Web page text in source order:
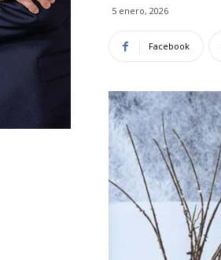
5 enero, 2026
Facebook